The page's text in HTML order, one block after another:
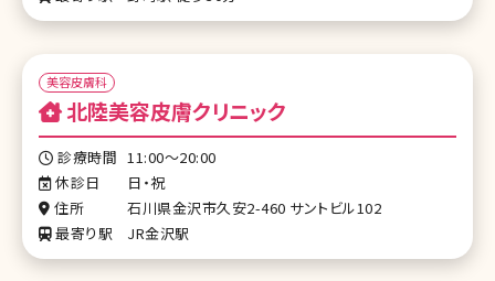
美容皮膚科
北陸美容皮膚クリニック
診療時間 11:00～20:00
休診日
日・祝
住所
石川県金沢市久安2-460 サントビル102
最寄り駅
JR金沢駅